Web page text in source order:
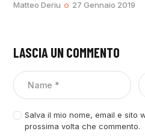
Matteo Deriu 27 Gennaio 2019
LASCIA UN COMMENTO
Salva il mio nome, email e sito
prossima volta che commento.